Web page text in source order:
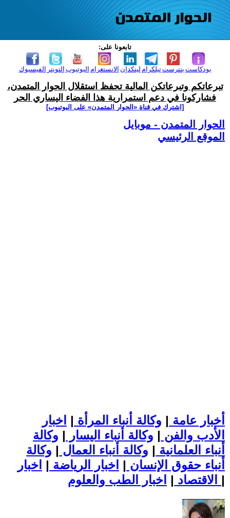
تابعونا على:
الفيسبوك التويتر اليوتيوب الانستغرام لينكدإن تيلكرامبنترست بودكاست
تبرعاتكم وتبرعاتكن المالية تحفظ استقلال الحوار المتمدن،
فشاركونا في دعم استمرارية هذا الفضاء اليساري الحر
[اشترك في قناة ‫«الحوار المتمدن» على اليوتيوب]
الحوار المتمدن - موبايل
الموقع الرئيسي
أخبار عامة | وكالة أنباء المرأة | اخبار
الأدب والفن | وكالة أنباء اليسار | وكالة
أنباء العلمانية | وكالة أنباء العمال | وكالة
أنباء حقوق الإنسان | اخبار الرياضة | اخبار
الاقتصاد | |